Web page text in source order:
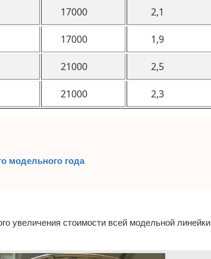
17000 2,1
17000 1,9
21000 2,5
21000 2,3
модельного года
увеличения стоимости всей модельной линейки